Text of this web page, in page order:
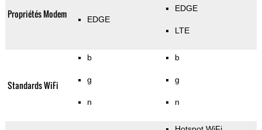
Propriétés Modem EDGE
EDGE
LTE
Standards WiFi
b
g
n
b
g
n